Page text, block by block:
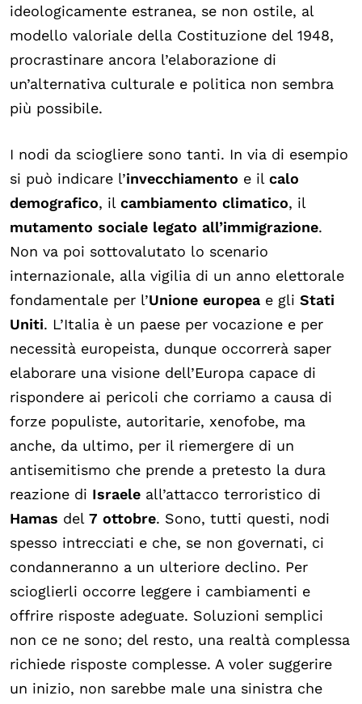
ideologicamente estranea, se non ostile, al
modello valoriale della Costituzione del 1948,
procrastinare ancora l’elaborazione di
un’alternativa culturale e politica non sembra
più possibile.
I nodi da sciogliere sono tanti. In via di esempio
si può indicare l’invecchiamento e il calo
demografico, il cambiamento climatico, il
mutamento sociale legato all’immigrazione.
Non va poi sottovalutato lo scenario
internazionale, alla vigilia di un anno elettorale
fondamentale per l’Unione europea e gli Stati
Uniti. L’Italia è un paese per vocazione e per
necessità europeista, dunque occorrerà saper
elaborare una visione dell’Europa capace di
rispondere ai pericoli che corriamo a causa di
forze populiste, autoritarie, xenofobe, ma
anche, da ultimo, per il riemergere di un
antisemitismo che prende a pretesto la dura
reazione di Israele all’attacco terroristico di
Hamas del 7 ottobre. Sono, tutti questi, nodi
spesso intrecciati e che, se non governati, ci
condanneranno a un ulteriore declino. Per
scioglierli occorre leggere i cambiamenti e
offrire risposte adeguate. Soluzioni semplici
non ce ne sono; del resto, una realtà complessa
richiede risposte complesse. A voler suggerire
un inizio, non sarebbe male una sinistra che